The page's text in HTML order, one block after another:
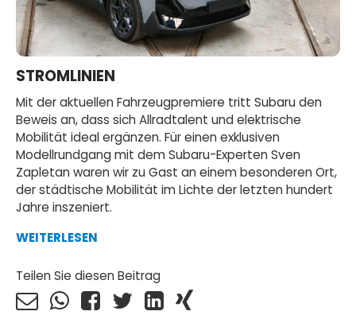
STROMLINIEN
Mit der aktuellen Fahrzeugpremiere tritt Subaru den
Beweis an, dass sich Allradtalent und elektrische
Mobilität ideal ergänzen. Für einen exklusiven
Modellrundgang mit dem Subaru-Experten Sven
Zapletan waren wir zu Gast an einem besonderen Ort,
der städtische Mobilität im Lichte der letzten hundert
Jahre inszeniert.
WEITERLESEN
Teilen Sie diesen Beitrag